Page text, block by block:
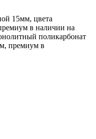
15мм, цвета
в наличии на
поликарбонат
премиум в